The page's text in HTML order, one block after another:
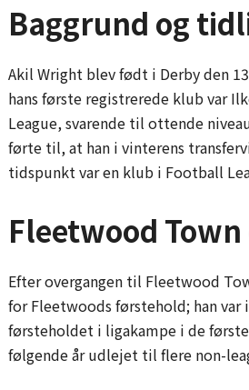
Baggrund og
Akil Wright blev født i Derby den
hans første registrerede klub var
League, svarende til ottende
førte til, at han i vinterens
tidspunkt var en klub i Football
Fleetwood
Efter overgangen til Fleetwood
for Fleetwoods førstehold; han
førsteholdet i ligakampe i de
følgende år udlejet til flere non-